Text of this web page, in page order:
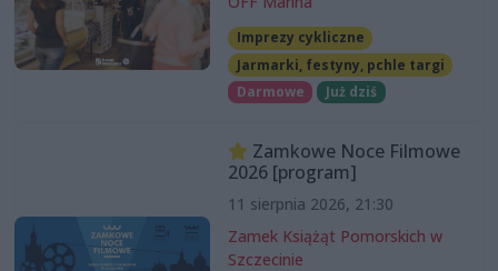
Imprezy cykliczne
Jarmarki, festyny, pchle targi
Darmowe
Już dziś
Zamkowe Noce Filmowe
2026 [program]
11 sierpnia 2026, 21:30
Zamek Książąt Pomorskich w
Szczecinie